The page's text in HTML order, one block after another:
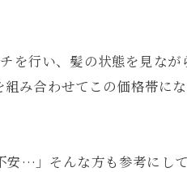
を行い、髪の状態を見なが
み合わせてこの価格帯に
安…」そんな方も参考にし